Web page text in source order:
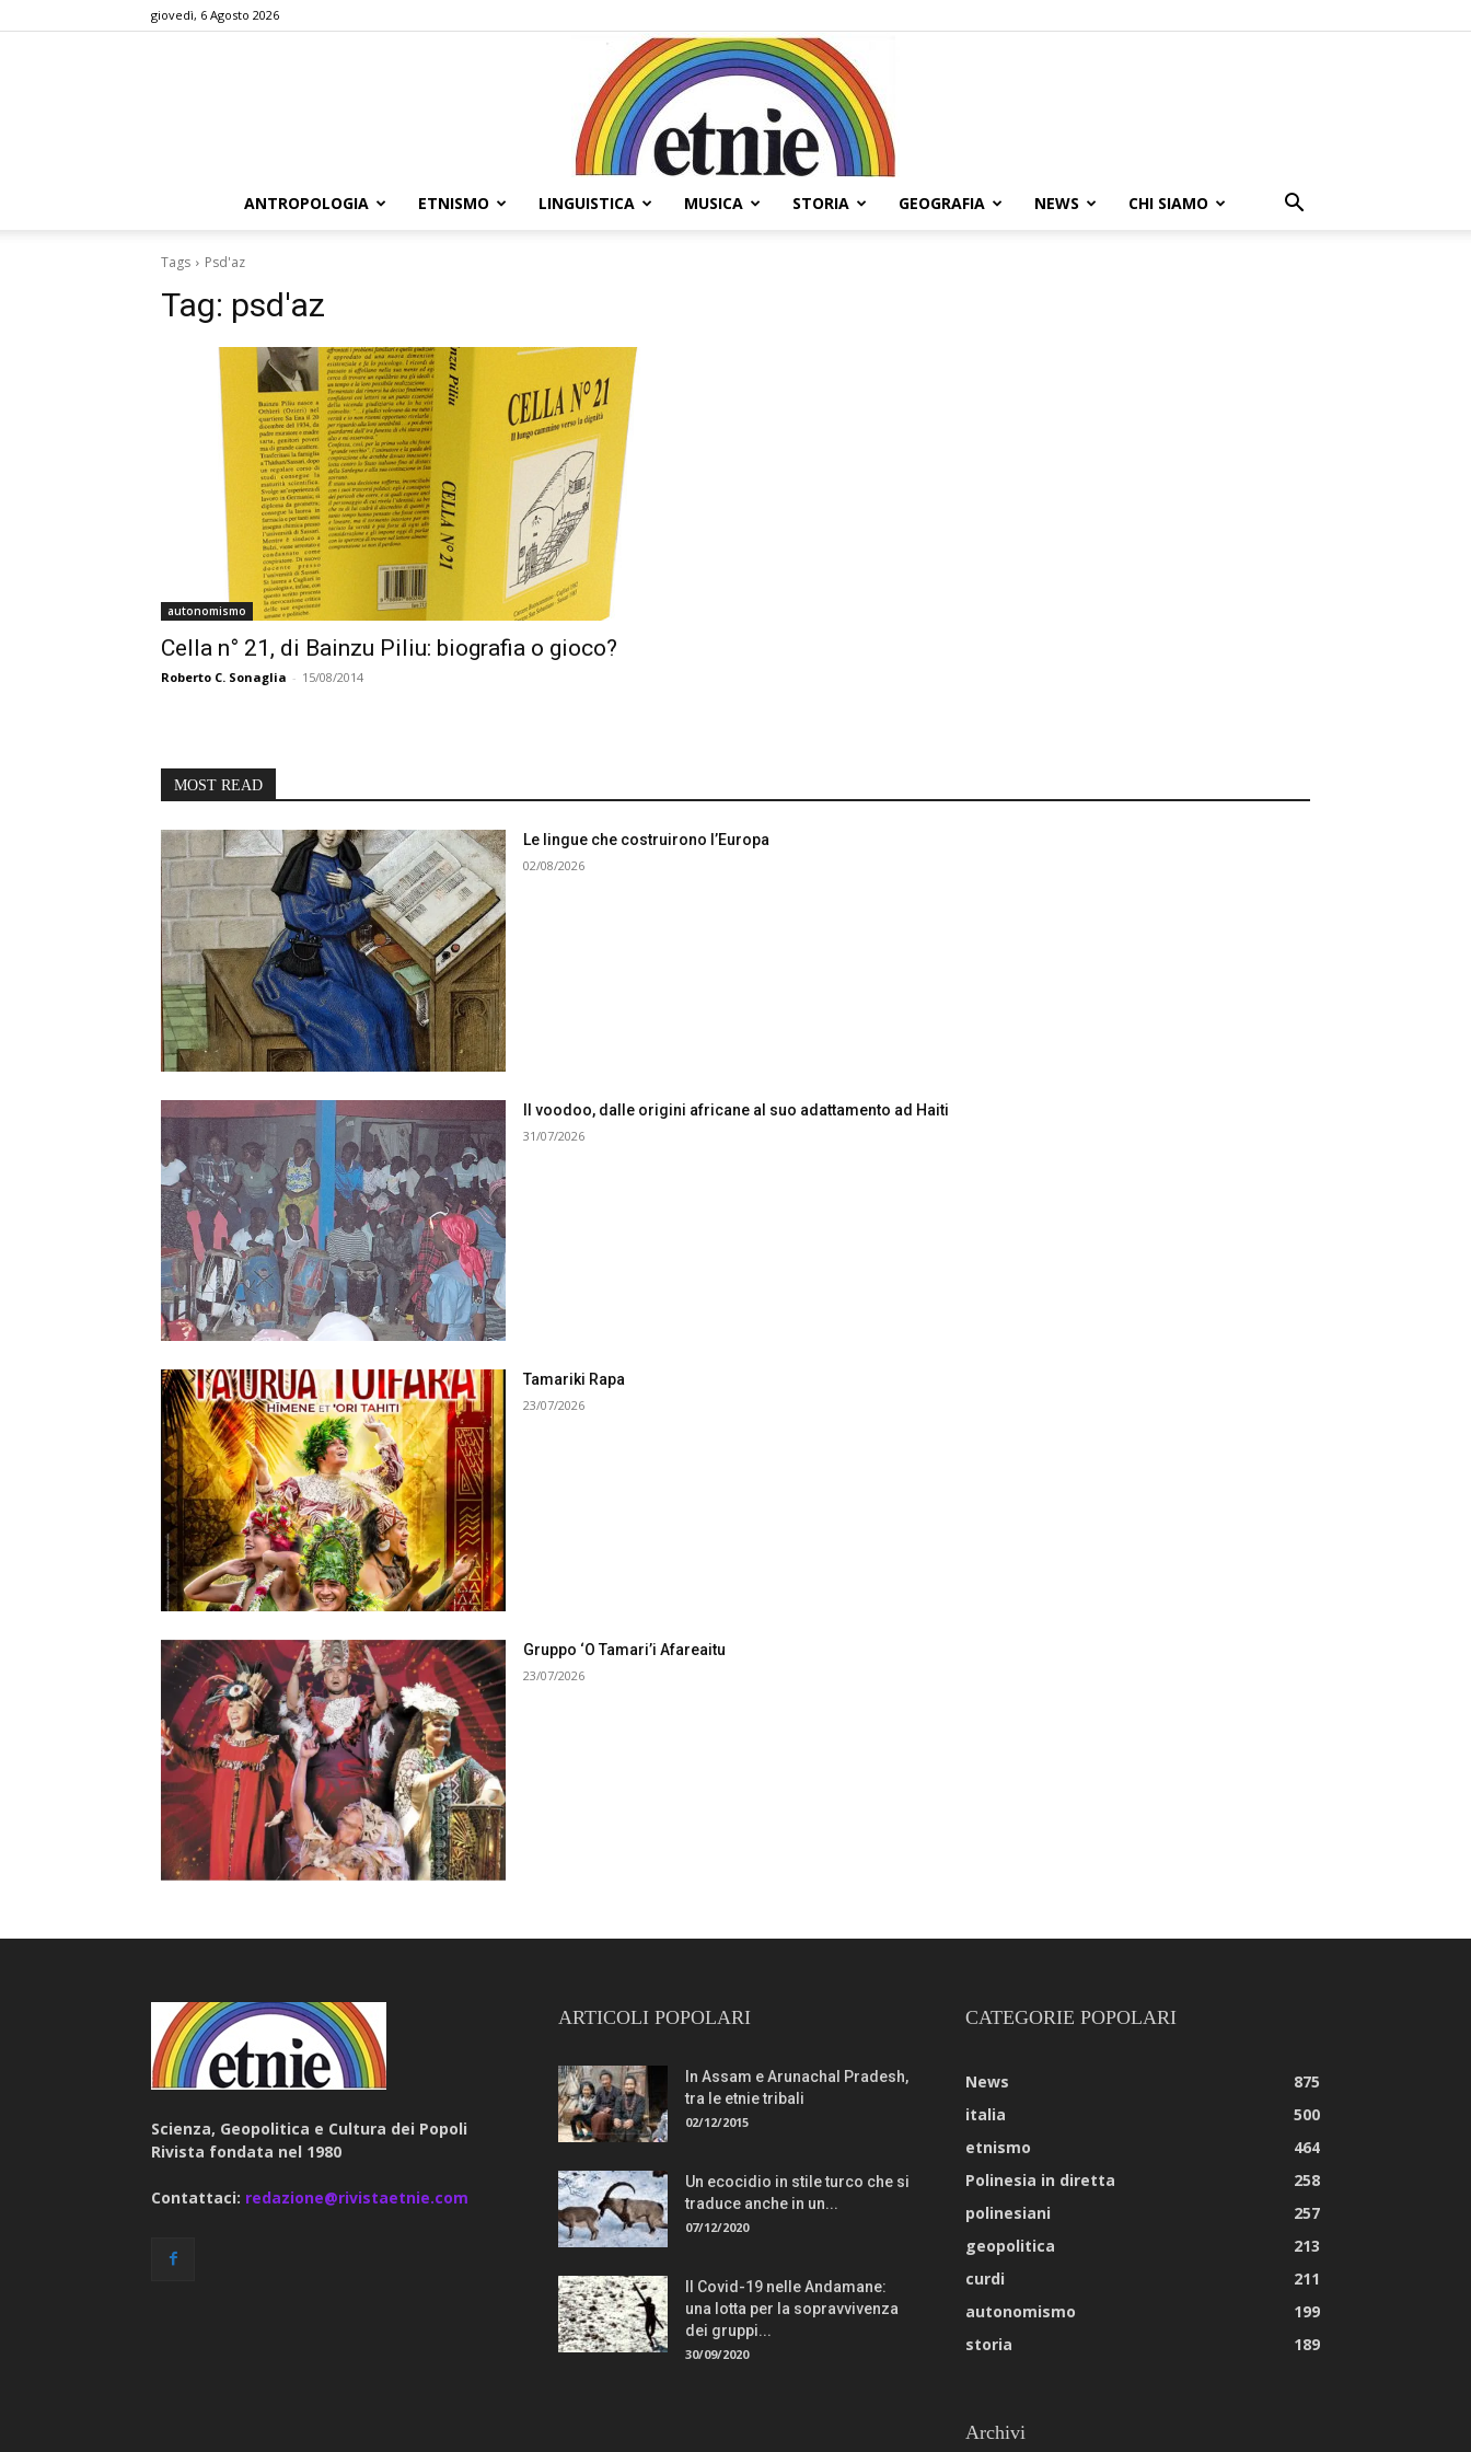
giovedì, 6 Agosto 2026
ANTROPOLOGIA ETNISMO LINGUISTICA MUSICA STORIA GEOGRAFIA NEWS CHI SIAMO
Tags Psd'az
Tag: psd'az
autonomismo
Cella n° 21, di Bainzu Piliu: biografia o gioco?
Roberto C. Sonaglia - 15/08/2014
MOST READ
Le lingue che costruirono l’Europa
02/08/2026
Il voodoo, dalle origini africane al suo adattamento ad Haiti
31/07/2026
Tamariki Rapa
23/07/2026
Gruppo ‘O Tamari’i Afareaitu
23/07/2026
Scienza, Geopolitica e Cultura dei Popoli
Rivista fondata nel 1980
Contattaci: redazione@rivistaetnie.com
ARTICOLI POPOLARI
In Assam e Arunachal Pradesh,
tra le etnie tribali
02/12/2015
Un ecocidio in stile turco che si
traduce anche in un...
07/12/2020
Il Covid-19 nelle Andamane:
una lotta per la sopravvivenza
dei gruppi...
30/09/2020
CATEGORIE POPOLARI
News
875
italia
500
etnismo
464
Polinesia in diretta
258
polinesiani
257
geopolitica
213
curdi
211
autonomismo
199
storia
189
Archivi